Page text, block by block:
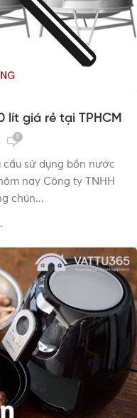
lít giá rẻ tại TPHCM
0
cầu sử dụng bồn nước
nay Công ty TNHH
chún...